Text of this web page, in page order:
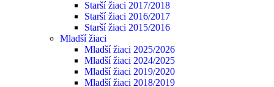
Starší žiaci 2017/2018
Starší žiaci 2016/2017
Starší žiaci 2015/2016
Mladší žiaci
Mladší žiaci 2025/2026
Mladší žiaci 2024/2025
Mladší žiaci 2019/2020
Mladší žiaci 2018/2019